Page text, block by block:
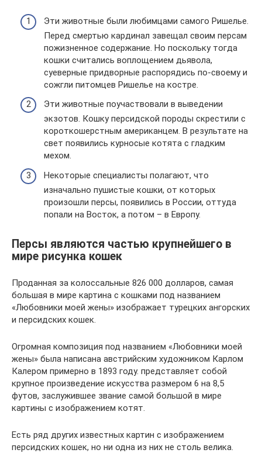
Эти животные были любимцами самого Ришелье.
Перед смертью кардинал завещал своим персам
пожизненное содержание. Но поскольку тогда
кошки считались воплощением дьявола,
суеверные придворные распорядись по-своему и
сожгли питомцев Ришелье на костре.
Эти животные поучаствовали в выведении
экзотов. Кошку персидской породы скрестили с
короткошерстным американцем. В результате на
свет появились курносые котята с гладким
мехом.
Некоторые специалисты полагают, что
изначально пушистые кошки, от которых
произошли персы, появились в России, оттуда
попали на Восток, а потом – в Европу.
Персы являются частью крупнейшего в
мире рисунка кошек
Проданная за колоссальные 826 000 долларов, самая
большая в мире картина с кошками под названием
«Любовники моей жены» изображает турецких ангорских
и персидских кошек.
Огромная композиция под названием «Любовники моей
жены» была написана австрийским художником Карлом
Калером примерно в 1893 году. представляет собой
крупное произведение искусства размером 6 на 8,5
футов, заслужившее звание самой большой в мире
картины с изображением котят.
Есть ряд других известных картин с изображением
персидских кошек, но ни одна из них не столь велика.